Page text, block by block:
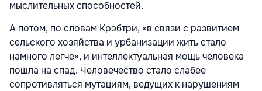
мыслительных способностей.
А потом, по словам Крэбтри, «в связи с развитием
сельского хозяйства и урбанизации жить стало
намного легче», и интеллектуальная мощь человека
пошла на спад. Человечество стало слабее
сопротивляться мутациям, ведущих к нарушениям